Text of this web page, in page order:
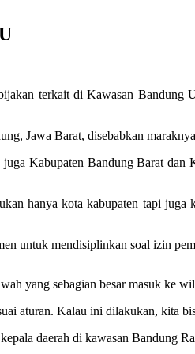
terkait di Kawasan Bandung
Jawa Barat, disebabkan
Kabupaten Bandung Barat dan
hanya kota kabupaten tapi juga
untuk mendisiplinkan soal izin
yang sebagian besar masuk ke
aturan. Kalau ini dilakukan, kita
daerah di kawasan Bandung